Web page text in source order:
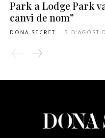
Park a Lodge Park
canvi de nom”
DONA SECRET - 3 D'AGOST